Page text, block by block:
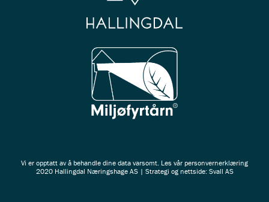
Vi er opptatt av å behandle dine data varsomt. Les vår personvernerklæring
2020 Hallingdal Næringshage AS | Strategi og nettside: Svall AS